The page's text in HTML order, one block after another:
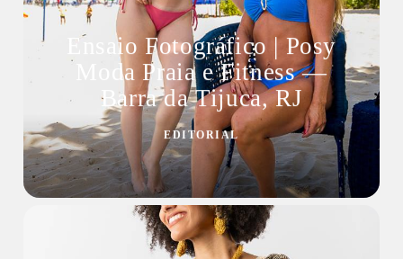
Ensaio Fotográfico | Posy
Moda Praia e Fitness —
Barra da Tijuca, RJ
EDITORIAL